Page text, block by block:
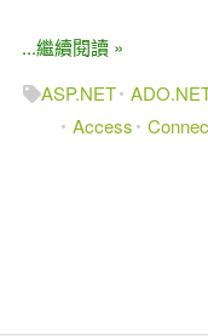
...繼續閱讀 »
ASP.NET
Access